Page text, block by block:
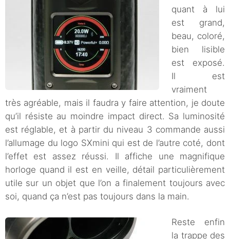
quant à lui
est grand,
beau, coloré,
bien lisible
est exposé.
Il est
vraiment
très agréable, mais il faudra y faire attention, je doute
qu’il résiste au moindre impact direct. Sa luminosité
est réglable, et à partir du niveau 3 commande aussi
l’allumage du logo SXmini qui est de l’autre coté, dont
l’effet est assez réussi. Il affiche une magnifique
horloge quand il est en veille, détail particulièrement
utile sur un objet que l’on a finalement toujours avec
soi, quand ça n’est pas toujours dans la main.
Reste enfin
la trappe des